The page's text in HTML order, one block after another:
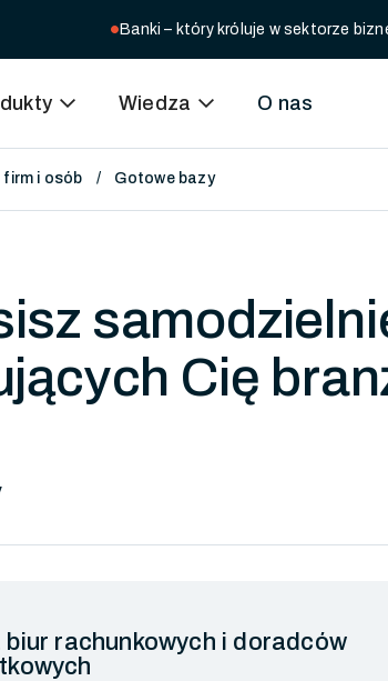
circle Banki – który króluje w sektorze
expand_more Wiedza expand_more O nas
firm i osób Gotowe bazy
Cię
biur rachunkowych i doradców